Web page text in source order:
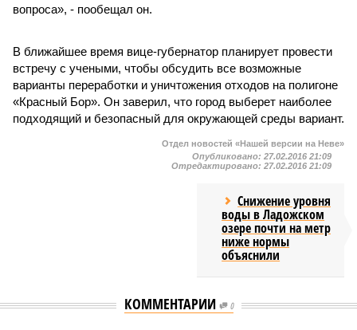
вопроса», - пообещал он.
В ближайшее время вице-губернатор планирует провести
встречу с учеными, чтобы обсудить все возможные
варианты переработки и уничтожения отходов на полигоне
«Красный Бор». Он заверил, что город выберет наиболее
подходящий и безопасный для окружающей среды вариант.
Отдел новостей «Нашей версии на Неве»
Опубликовано: 27.02.2016 21:09
Отредактировано: 27.02.2016 21:09
Снижение уровня
воды в Ладожском
озере почти на метр
ниже нормы
объяснили
КОММЕНТАРИИ 0